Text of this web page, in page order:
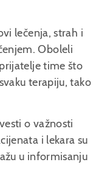
lečenja, strah i
Oboleli
time što
terapiju, tako
o važnosti
i lekara su
u informisanju